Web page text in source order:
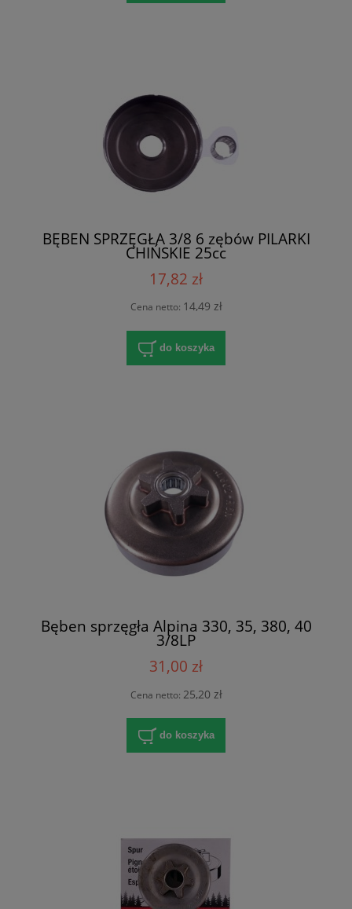
BĘBEN SPRZĘGŁA 3/8 6 zębów PILARKI
CHIŃSKIE 25cc
17,82 zł
Cena netto: 14,49 zł
do koszyka
Bęben sprzęgła Alpina 330, 35, 380, 40
3/8LP
31,00 zł
Cena netto: 25,20 zł
do koszyka